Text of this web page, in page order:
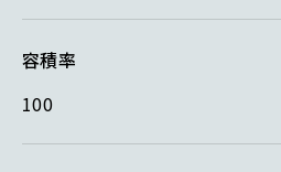
容積率
100